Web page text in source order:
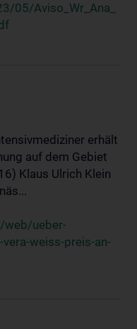
05/Aviso_Wr_Ana_
erhält
auf dem Gebiet
Klaus Ulrich Klein
web/ueber-
weiss-preis-an-